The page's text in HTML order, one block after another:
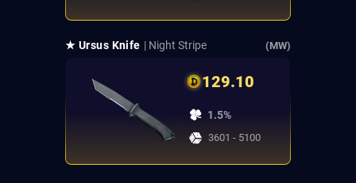
★ Ursus Knife | Night Stripe (MW)
129.10
1.5%
3601 - 5100